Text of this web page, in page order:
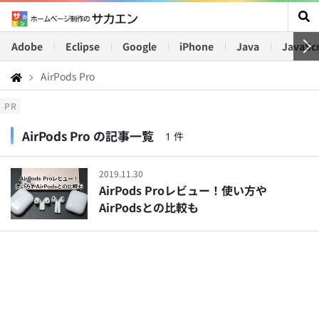
Adobe Eclipse Google iPhone Java
AirPods Pro
PR
AirPods Pro の記事一覧 1 件
2019.11.30
AirPods Proレビュー！使い方や
AirPodsとの比較も